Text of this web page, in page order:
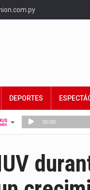
DEPORTES